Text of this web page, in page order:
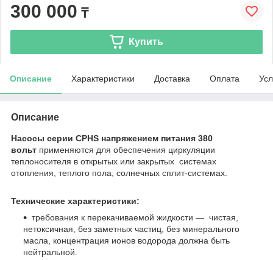
300 000 ₸
Купить
Описание Характеристики Доставка Оплата
Описание
Насосы серии CPHS напряжением питания 380
вольт применяются для обеспечения циркуляции
теплоносителя в открытых или закрытых системах
отопления, теплого пола, солнечных сплит-системах.
Технические характеристики:
требования к перекачиваемой жидкости ― чистая,
нетоксичная, без заметных частиц, без минерального
масла, концентрация ионов водорода должна быть
нейтральной.